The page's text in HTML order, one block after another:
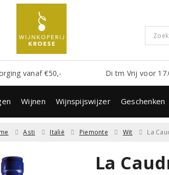
vanaf €50,- Di tm Vrij voor
Wijnen Wijnspijswijzer Geschenken
Asti Italië Piemonte Wit La
La